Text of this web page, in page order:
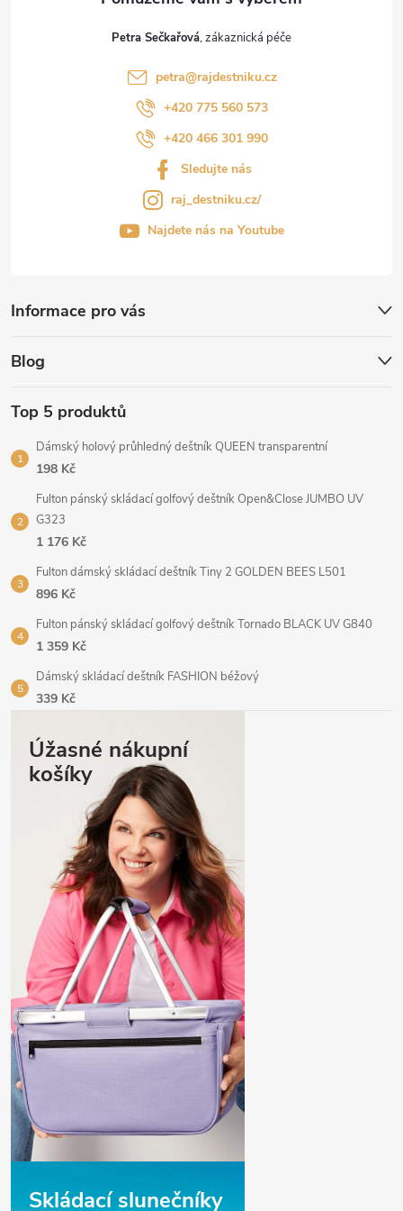
Informace pro vás
Blog
Top 5 produktů
Dámský holový průhledný deštník QUEEN transparentní
198 Kč
Fulton pánský skládací golfový deštník Open&Close JUMBO UV
G323
1 176 Kč
Fulton dámský skládací deštník Tiny 2 GOLDEN BEES L501
896 Kč
Fulton pánský skládací golfový deštník Tornado BLACK UV G840
1 359 Kč
Dámský skládací deštník FASHION béžový
339 Kč
Petra Sečkařová
petra@rajdestniku.cz
+420 775 560 573
+420 466 301 990
Sledujte nás
raj_destniku.cz/
Najdete nás na Youtube
Úžasné nákupní
košíky
Skládací slunečníky